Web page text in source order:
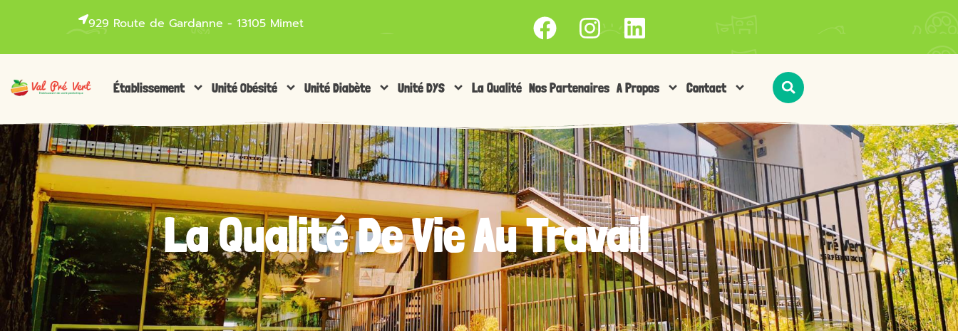
929 Route de Gardanne - 13105 Mimet
Établissement Unité Obésité Unité Diabète Unité DYS La Qualité Nos Partenaires A Propos Contact
La Qualité De Vie Au Travail